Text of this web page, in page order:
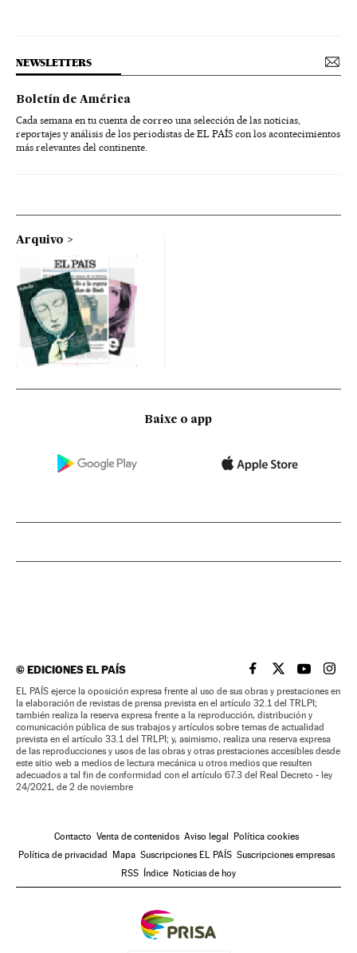
NEWSLETTERS
Boletín de América
Cada semana en tu cuenta de correo una selección de las noticias,
reportajes y análisis de los periodistas de EL PAÍS con los acontecimientos
más relevantes del continente.
Arquivo
Baixe o app
©EDICIONES EL PAÍS EL PAÍS BRASIL EN
EL PAÍSEL PAÍS
EL
EL PAÍS ejerce la oposición expresa frente al uso de sus obras y prestaciones en
la elaboración de revistas de prensa prevista en el artículo 32.1 del TRLPI;
también realiza la reserva expresa frente a la reproducción, distribución y
comunicación pública de sus trabajos y artículos sobre temas de actualidad
prevista en el artículo 33.1 del TRLPI; y, asimismo, realiza una reserva expresa
de las reproducciones y usos de las obras y otras prestaciones accesibles desde
este sitio web a medios de lectura mecánica u otros medios que resulten
adecuados a tal fin de conformidad con el artículo 67.3 del Real Decreto - ley
24/2021, de 2 de noviembre
Contacto Venta de contenidos Aviso legal
Política cookies
Política de privacidad
Mapa Suscripciones EL PAÍS Suscripciones empresas
RSS
Índice Noticias de hoy